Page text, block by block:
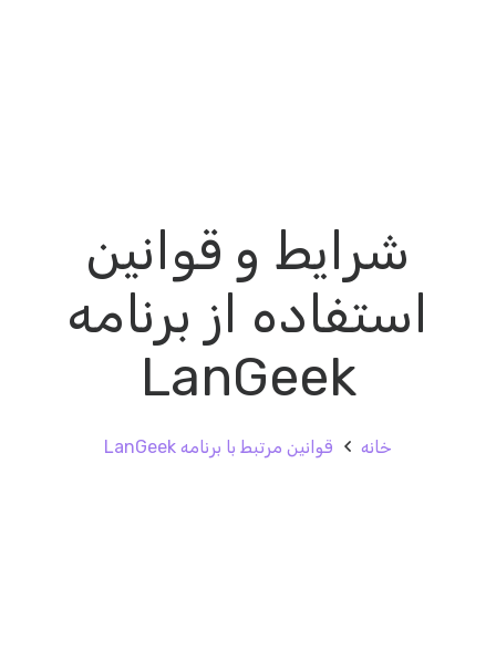
شرایط و قوانین
استفاده از برنامه
LanGeek
خانه قوانین مرتبط با برنامه LanGeek